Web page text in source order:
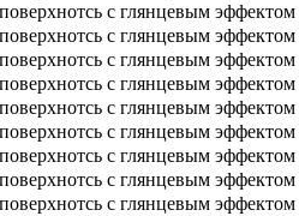
с глянцевым эффектом
с глянцевым эффектом
с глянцевым эффектом
с глянцевым эффектом
с глянцевым эффектом
с глянцевым эффектом
с глянцевым эффектом
с глянцевым эффектом
с глянцевым эффектом